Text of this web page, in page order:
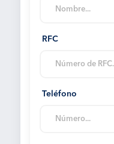
RFC
Teléfono